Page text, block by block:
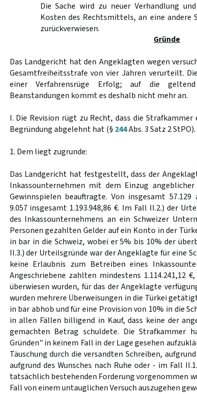
Die Sache wird zu neuer Verhandlung
Kosten des Rechtsmittels, an eine andere
zurückverwiesen.
Gründe
Das Landgericht hat den Angeklagten wegen
Gesamtfreiheitsstrafe von vier Jahren verurteilt.
einer Verfahrensrüge Erfolg; auf die geltend
Beanstandungen kommt es deshalb nicht mehr an.
I. Die Revision rügt zu Recht, dass die
Begründung abgelehnt hat (§ 244Abs. 3 Satz 2 StPO).
1. Dem liegt zugrunde:
Das Landgericht hat festgestellt, dass der
Inkassounternehmen mit dem Einzug
Gewinnspielen beauftragte. Von insgesamt
9.057 insgesamt 1.193.948,86 €. Im Fall II.2.) der
des Inkassounternehmens an ein Schweizer
Personen gezahlten Gelder auf ein Konto in der
in bar in die Schweiz, wobei er 5% bis 10% der
II.3.) der Urteilsgründe war der Angeklagte für eine
keine Erlaubnis zum Betreiben eines
Angeschriebene zahlten mindestens 1.114.241,12
überwiesen wurden, für das der Angeklagte
wurden mehrere Überweisungen in die Türkei
in bar abhob und für eine Provision von 10% in die
in allen Fällen billigend in Kauf, dass keine der
gemachten Betrag schuldete. Die Strafkammer
Gründen" in keinem Fall in der Lage gesehen
Täuschung durch die versandten Schreiben,
aufgrund des Wunsches nach Ruhe oder - im Fall
tatsächlich bestehenden Forderung vorgenommen
Fall von einem untauglichen Versuch auszugehen